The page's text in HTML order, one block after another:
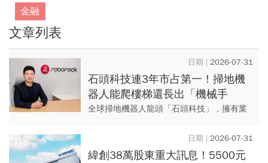
金融
文章列表
2026-07-31
石頭科技連3年市占第一！掃地機
器人能爬樓梯還長出「機械手
臂」...擺脫小米富爸爸、登全球龍
全球掃地機器人龍頭「石頭科技」，擁有業
人，更研發專利技術布局寵物市場。他們能
打敗中國其他勁敵關鍵在於——...
2026-07-31
緯創38萬股東重大訊息！5500元